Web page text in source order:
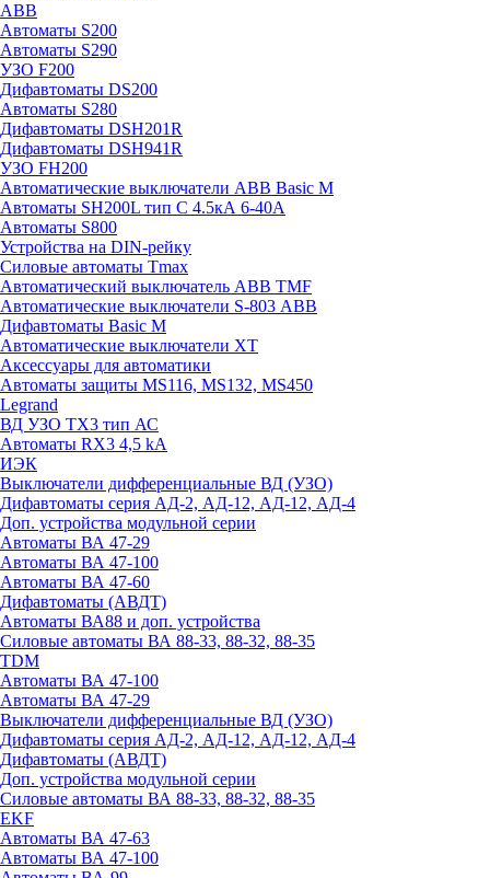
ABB
Автоматы S200
Автоматы S290
УЗО F200
Дифавтоматы DS200
Автоматы S280
Дифавтоматы DSH201R
Дифавтоматы DSH941R
УЗО FH200
Автоматические выключатели ABB Basic M
Автоматы SH200L тип С 4.5кА 6-40А
Автоматы S800
Устройства на DIN-рейку
Силовые автоматы Tmax
Автоматический выключатель ABB TMF
Автоматические выключатели S-803 АВВ
Дифавтоматы Basic M
Автоматические выключатели XT
Аксессуары для автоматики
Автоматы защиты MS116, MS132, MS450
Legrand
ВД УЗО TX3 тип АС
Автоматы RX3 4,5 kA
ИЭК
Выключатели дифференциальные ВД (УЗО)
Дифавтоматы серия АД-2, АД-12, АД-12, АД-4
Доп. устройства модульной серии
Автоматы ВА 47-29
Автоматы ВА 47-100
Автоматы ВА 47-60
Дифавтоматы (АВДТ)
Автоматы ВА88 и доп. устройства
Силовые автоматы ВА 88-33, 88-32, 88-35
TDM
Автоматы ВА 47-100
Автоматы ВА 47-29
Выключатели дифференциальные ВД (УЗО)
Дифавтоматы серия АД-2, АД-12, АД-12, АД-4
Дифавтоматы (АВДТ)
Доп. устройства модульной серии
Силовые автоматы ВА 88-33, 88-32, 88-35
EKF
Автоматы ВА 47-63
Автоматы ВА 47-100